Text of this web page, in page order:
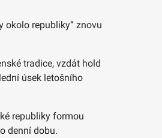
okolo republiky“ znovu
tradice, vzdát hold
úsek letošního
republiky formou
denní dobu.